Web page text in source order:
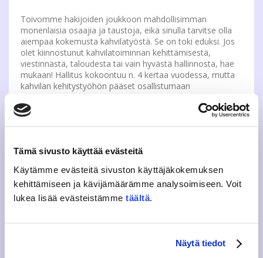
Tämä sivusto käyttää evästeitä
Käytämme evästeitä sivuston käyttäjäkokemuksen
kehittämiseen ja kävijämäärämme analysoimiseen. Voit
lukea lisää evästeistämme täältä.
Näytä tiedot
Toivomme hakijoiden joukkoon mahdollisimman
monenlaisia osaajia ja taustoja, eikä sinulla tarvitse olla
aiempaa kokemusta kahvilatyöstä. Se on toki eduksi. Jos
olet kiinnostunut kahvilatoiminnan kehittämisestä,
viestinnästä, taloudesta tai vain hyvästä hallinnosta, hae
mukaan! Hallitus kokoontuu n. 4 kertaa vuodessa, mutta
kahvilan kehitystyöhön pääset osallistumaan
aktiivisemminkin. Voit ideoita tapahtumia, kampanjoita tai
uusia tuotteita oman mielenkiinnon mukaan. Työstä saa
pienen korvauksen sekä kahvi- ja pullaedun. Hallitus toimii
tarpeen mukaan suomeksi ja englanniksi. Suomi on
suomeksi.
Hakijoita haastatellaan 11.4., 14.4. sekä 15.4. tai
mahdollisesti jo hakuaikana. Jos hakijamäärä yllättää,
kaikkia ei välttämättä haastatella. Seuraathan siis
sopimaan.
Hae mukaan 10.4. mennessä tämän hakulomakkeen